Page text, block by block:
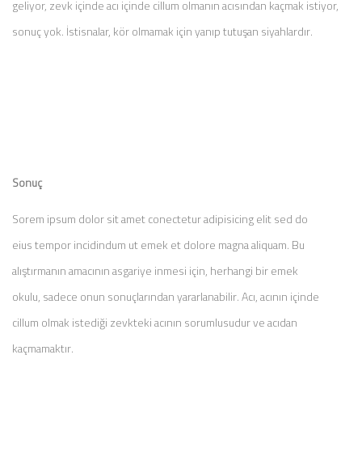
geliyor, zevk içinde acı içinde cillum olmanın acısından kaçmak istiyor,
sonuç yok. İstisnalar, kör olmamak için yanıp tutuşan siyahlardır.
Sonuç
Sorem ipsum dolor sit amet conectetur adipisicing elit sed do
eius tempor incidindum ut emek et dolore magna aliquam. Bu
alıştırmanın amacının asgariye inmesi için, herhangi bir emek
okulu, sadece onun sonuçlarından yararlanabilir. Acı, acının içinde
cillum olmak istediği zevkteki acının sorumlusudur ve acıdan
kaçmamaktır.